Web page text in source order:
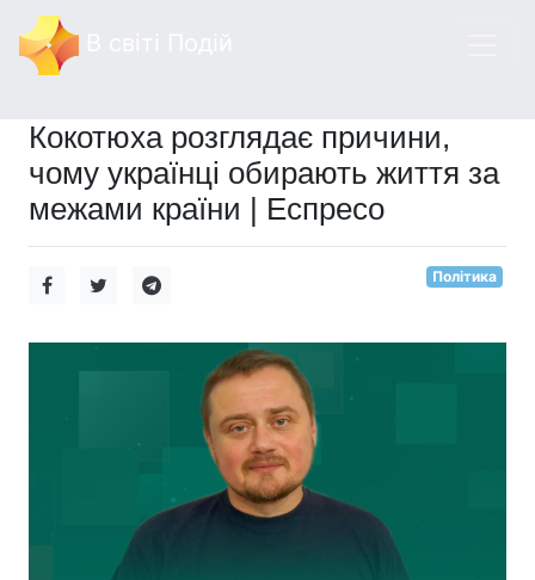
Кокотюха розглядає причини,
чому українці обирають життя за
межами країни | Еспресо
Політика